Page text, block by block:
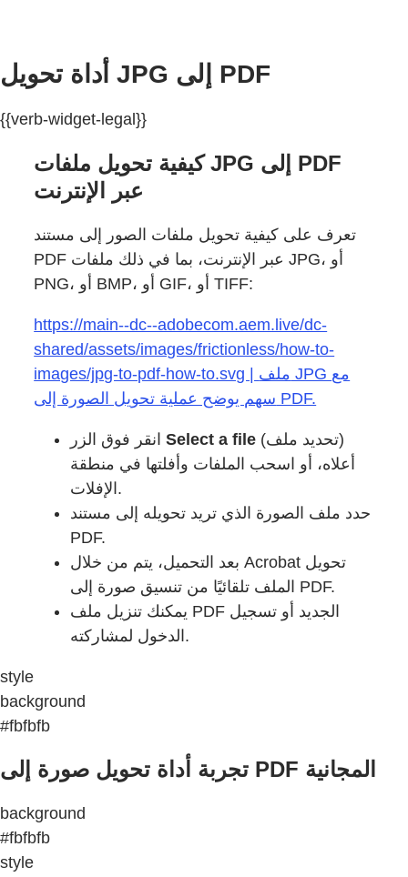
أداة تحويل JPG إلى PDF
{{verb-widget-legal}}
كيفية تحويل ملفات JPG إلى PDF
عبر الإنترنت
تعرف على كيفية تحويل ملفات الصور إلى مستند
PDF عبر الإنترنت، بما في ذلك ملفات JPG، أو
PNG، أو BMP، أو GIF، أو TIFF:
https://main--dc--adobecom.aem.live/dc-
shared/assets/images/frictionless/how-to-
images/jpg-to-pdf-how-to.svg | ملف JPG مع
سهم يوضح عملية تحويل الصورة إلى PDF.
انقر فوق الزرSelect a file (تحديد ملف)
أعلاه، أو اسحب الملفات وأفلتها في منطقة
الإفلات.
حدد ملف الصورة الذي تريد تحويله إلى مستند
PDF.
بعد التحميل، يتم من خلال Acrobat تحويل
الملف تلقائيًا من تنسيق صورة إلى PDF.
يمكنك تنزيل ملف PDF الجديد أو تسجيل
الدخول لمشاركته.
style
background
#fbfbfb
تجربة أداة تحويل صورة إلى PDF المجانية
background
#fbfbfb
style